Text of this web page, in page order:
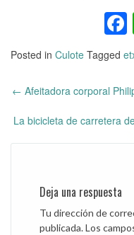
Posted in Culote Tagged
navigation
← Afeitadora corporal
La bicicleta de carretera
Deja una respuesta
Tu dirección de
publicada.Los